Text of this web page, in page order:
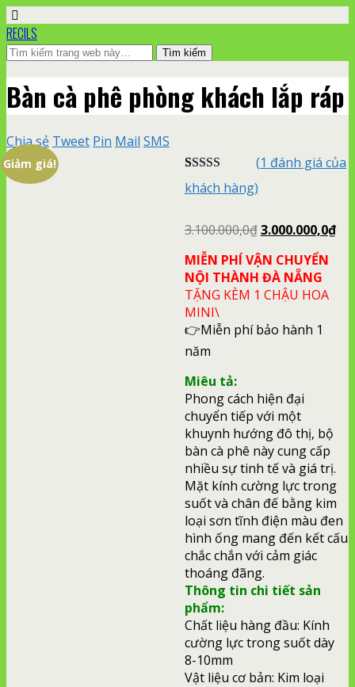
RECILS
Bàn cà phê phòng khách lắp ráp
Chia sẻ Tweet Pin Mail SMS
Giảm giá!
5.00 trên 5
dựa trên
1
(1 đánh giá của
khách hàng)
3.100.000,0₫3.000.000,0₫
MIỄN PHÍ VẬN CHUYỂN
NỘI THÀNH ĐÀ NẴNG
TẶNG KÈM 1 CHẬU HOA
MINI\
👉Miễn phí bảo hành 1
năm
Miêu tả:
Phong cách hiện đại
chuyển tiếp với một
khuynh hướng đô thị, bộ
bàn cà phê này cung cấp
nhiều sự tinh tế và giá trị.
Mặt kính cường lực trong
suốt và chân đế bằng kim
loại sơn tĩnh điện màu đen
hình ống mang đến kết cấu
chắc chắn với cảm giác
thoáng đãng.
Thông tin chi tiết sản
phẩm:
Chất liệu hàng đầu: Kính
cường lực trong suốt dày
8-10mm
Vật liệu cơ bản: Kim loại